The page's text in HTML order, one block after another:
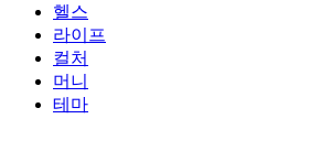
헬스
라이프
컬처
머니
테마